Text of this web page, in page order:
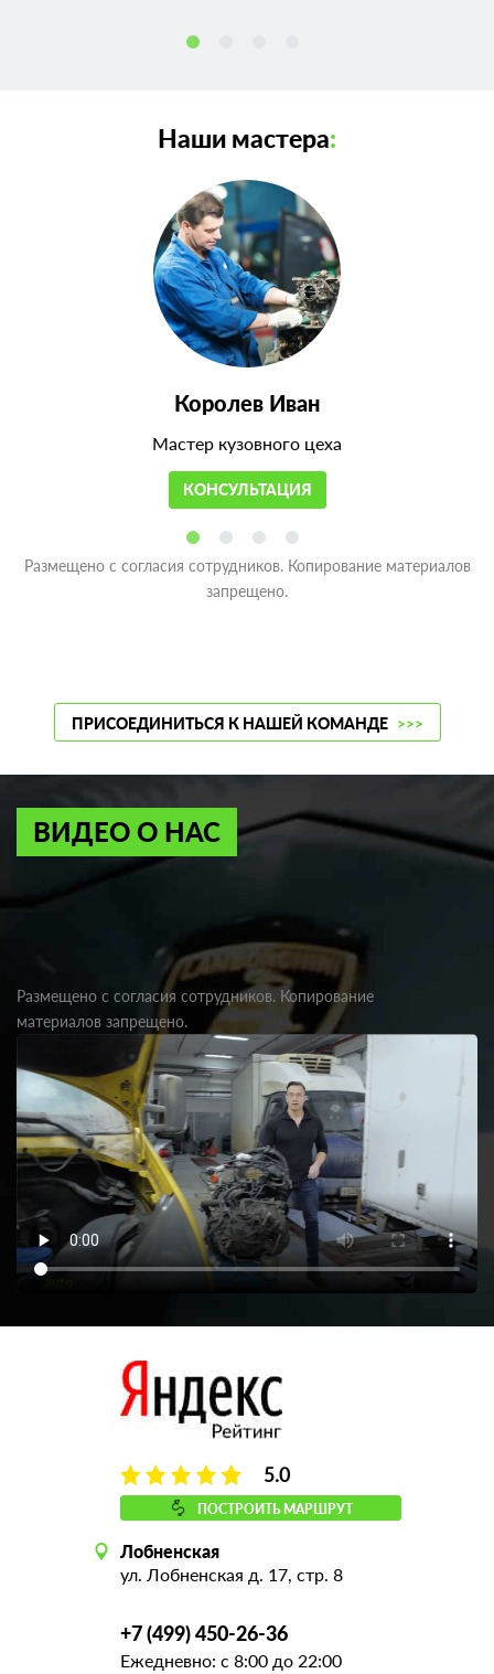
Наши мастера:
Королев Иван
Мастер кузовного цеха
КОНСУЛЬТАЦИЯ
Размещено с согласия сотрудников. Копирование материалов
запрещено.
ПРИСОЕДИНИТЬСЯ К НАШЕЙ КОМАНДЕ >>>
ВИДЕО О НАС
Размещено с согласия сотрудников. Копирование
материалов запрещено.
5.0
ПОСТРОИТЬ МАРШРУТ
Лобненская
ул. Лобненская д. 17, стр. 8
+7 (499) 450-26-36
Ежедневно: с 8:00 до 22:00